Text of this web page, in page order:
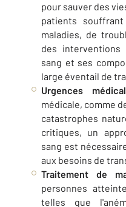
pour sauver des
patients
maladies, de
des interventions
sang et ses
large éventail de
Urgences
médicale, comme
catastrophes
critiques, un
sang est
aux besoins de
Traitement de
personnes
telles que